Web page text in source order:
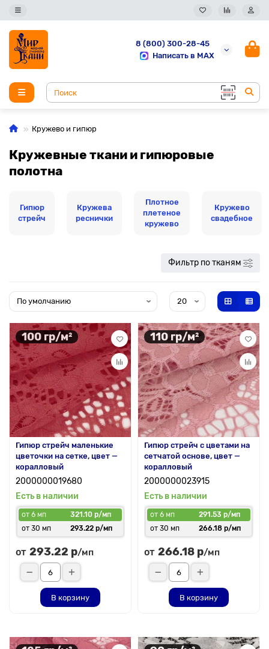
8 (800) 300-28-45
Написать в MAX
Кружево и гипюр
Кружевные ткани и гипюровые
полотна
Гипюр
стрейч
Кружева
реснички
Плотное
плетеное
кружево
Кружево
свадебное
Фильтр по тканям
100 гр/м²
Гипюр стрейч маленькие
цветочки на сетке, цвет —
коралловый
2000000019680
Есть в наличии
от 6 мп
321.10 р/мп
от 30 мп
293.22 р/мп
от 293.22 р/мп
В корзину
110 гр/м²
Гипюр стрейч с цветами на
сетчатой основе, цвет —
коралловый
2000000023915
Есть в наличии
от 6 мп
291.53 р/мп
от 30 мп
266.18 р/мп
от 266.18 р/мп
В корзину